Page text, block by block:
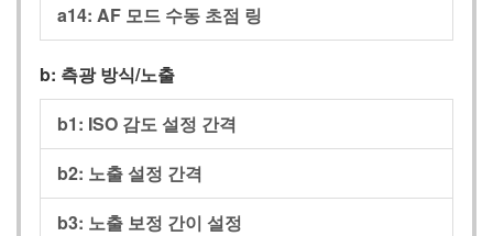
a14: AF 모드 수동 초점 링
b: 측광 방식/노출
b1: ISO 감도 설정 간격
b2: 노출 설정 간격
b3: 노출 보정 간이 설정